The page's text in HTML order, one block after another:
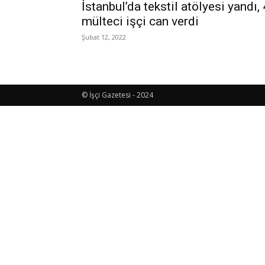
İstanbul’da tekstil atölyesi yandı,
mülteci işçi can verdi
Şubat 12, 2022
© İşçi Gazetesi - 2024